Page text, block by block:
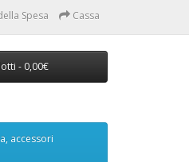
Spesa Cassa
- 0,00€
accessori